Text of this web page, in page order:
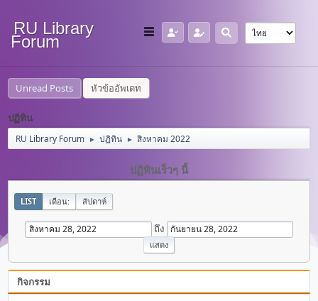
RU Library
Forum
Unread Posts หัวข้ออัพเดท
ปฏิทิน
RU Library Forum ► ปฏิทิน ► สิงหาคม 2022
ปฏิทินเร็วๆ นี้
LIST เดือน: สัปดาห์
ถึง
กิจกรรม